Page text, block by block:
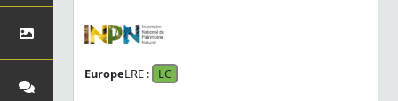
EuropeLRE : LC